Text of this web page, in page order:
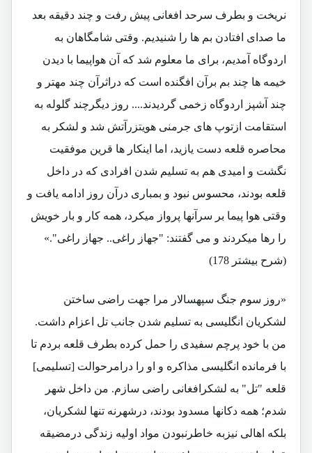
نریخت و بطرف سرحد افغانی پیش رفت و چند دقیقه بعد
ما صدای افتادن بم ها را شنیدیم. وقتی شامگاهان به
اردوگاه آمدیم، برای ما معلوم شد که آن هواپیما با دیدن
خیمه ها چند بم برآن افگنده است که دراثرآن چند مهتر و
چند آشپز اردوگاه زخمی گردیدند.... روز دیگرچند گلوله به
استقامت ازتوپ های جرمنی هویتزرآتش شد و لشکر به
محاصره قلعه دست یازید، اما اینکار ها قرین موفقیت
نگشت و امیدی هم به تسلیم شدن افرادی که در داخل
قلعه بودند، محسوس نبود و بمباری درآن روز ادامه یافت و
وقتی هوا پیما بر سرآنها پرواز میکرد، همه کار و بار خویش
را رها میکردند و می گفتند: "جهاز راغی.. جهاز راغی".»
(شرح بیشتر 178)
«روز سوم جنگ سپهسالار مرا جهت راضی ساختن
لشکریان انگلیسی به تسلیم شدن جانب تل اعزام داشت.
من با خود پرچم سفیدی را حمل کرده بطرف قلعه بردم تا
با فرمانده انگلیسی مذاکره و او را درامرحوالت [تسلیمی]
قلعه "تل" به لشکرافغانی راضی سازم. من داخل شهر
شدم؛ همه دکانها مسدود بودند، درشهرنه تنها لشکریان،
بلکه اهالی نیزبه خاطرنبودن مواد اولیه زندگی درمضیقه